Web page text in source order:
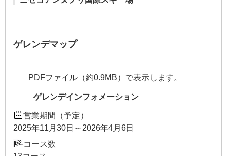
ゲレンデマップ
PDFファイル（約0.9MB）で表示します。
ゲレンデインフォメーション
営業期間（予定）
2025年11月30日～2026年4月6日
コース数